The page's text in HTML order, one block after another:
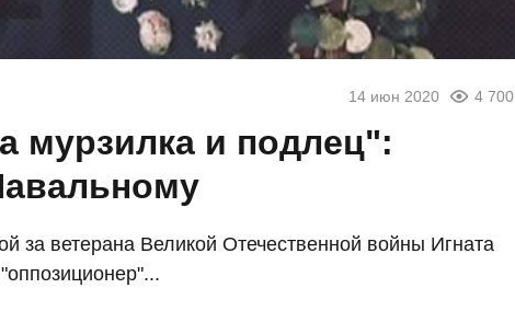
14 июн 2020 4 700
мурзилка и подлец":
за ветерана Великой Отечественной войны Игната